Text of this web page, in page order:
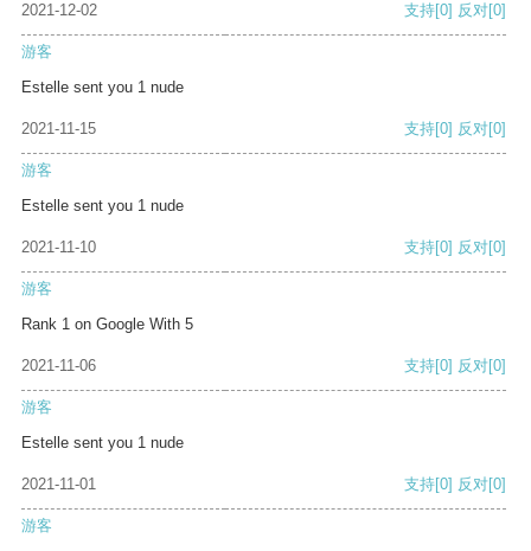
2021-12-02 支持[0] 反对[0]
游客
Estelle sent you 1 nude
2021-11-15 支持[0] 反对[0]
游客
Estelle sent you 1 nude
2021-11-10 支持[0] 反对[0]
游客
Rank 1 on Google With 5
2021-11-06 支持[0] 反对[0]
游客
Estelle sent you 1 nude
2021-11-01 支持[0] 反对[0]
游客